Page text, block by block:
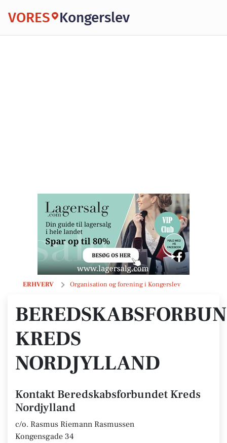
VORES Kongerslev
ERHVERV Organisation og forening i Kongerslev
Beredskabsforbundet Kreds Nordjylland
KREDS
NORDJYLLAND
Kontakt Beredskabsforbundet Kreds
Nordjylland
c/o. Rasmus Riemann Rasmussen
Kongensgade 34